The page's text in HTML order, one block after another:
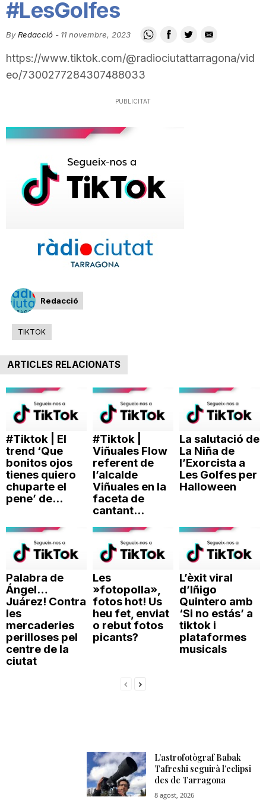
a
d
r
r
g
n
a
#LesGolfes
By Redacció - 11 novembre, 2023
https://www.tiktok.com/@radiociutattarragona/vid
eo/7300277284307488033
PUBLICITAT
Redacció
TIKTOK
ARTICLES RELACIONATS
#Tiktok | El
trend ‘Que
bonitos ojos
tienes quiero
chuparte el
pene’ de...
#Tiktok |
Viñuales Flow
referent de
l’alcalde
Viñuales en la
faceta de
cantant...
La salutació de
La Niña de
l’Exorcista a
Les Golfes per
Halloween
Palabra de
Ángel…
Juárez! Contra
les
mercaderies
perilloses pel
centre de la
ciutat
Les
»fotopolla»,
fotos hot! Us
heu fet, enviat
o rebut fotos
picants?
L’èxit viral
d’Iñigo
Quintero amb
‘Si no estás’ a
tiktok i
plataformes
musicals